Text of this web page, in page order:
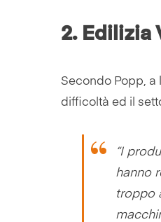
2. Edilizia
Secondo Popp, a
difficoltà ed il
“I
hanno
troppo